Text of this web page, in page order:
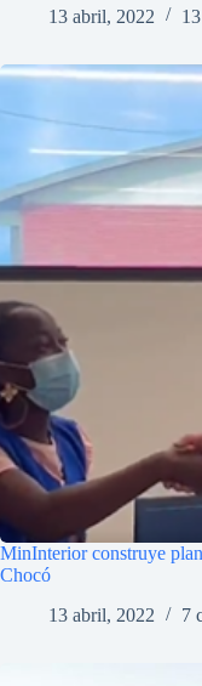
13 abril, 2022
MinInterior construye
Chocó
13 abril, 2022
7